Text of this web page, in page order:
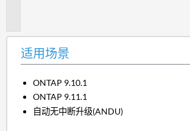
适用场景
ONTAP 9.10.1
ONTAP 9.11.1
自动无中断升级(ANDU)